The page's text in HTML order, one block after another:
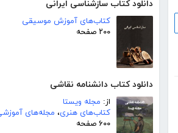
دانلود کتاب سازشناسی ایرانی
کتاب‌های آموزش موسیقی
۲۰۰ صفحه
دانلود کتاب دانشنامه نقاشی
از: مجله ویستا
کتاب‌های هنری، مجله‌های
۶۰۰ صفحه